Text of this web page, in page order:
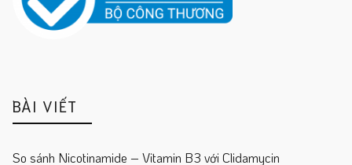
BÀI VIẾT
So sánh Nicotinamide – Vitamin B3 với Clidamycin